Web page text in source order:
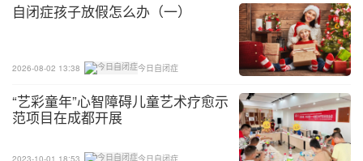
自闭症孩子放假怎么办（一）
2026-08-02 13:38 今日自闭症
“艺彩童年”心智障碍儿童艺术疗愈示
范项目在成都开展
2023-10-01 18:53 今日自闭症